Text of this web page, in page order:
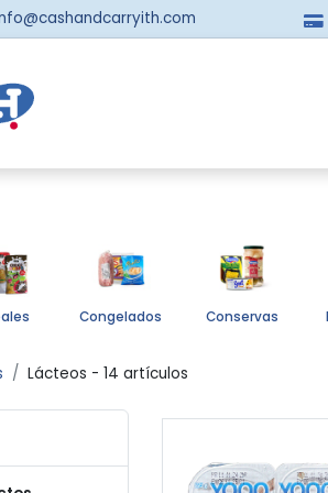
Congelados Conservas
Lácteos - 14 artículos